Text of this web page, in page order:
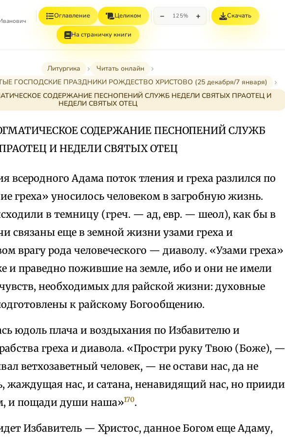
Оглавление Целиком − 125% + Скачать
На страничку книги
Литургика
Читать онлайн
ГОСПОДСКИЕ ПРАЗДНИКИ РОЖДЕСТВО ХРИСТОВО (25 декабря/7 января)
СОДЕРЖАНИЕ ПЕСНОПЕНИЙ СЛУЖБ НЕДЕЛИ СВЯТЫХ ПРАОТЕЦ И
НЕДЕЛИ СВЯТЫХ ОТЕЦ
СОДЕРЖАНИЕ ПЕСНОПЕНИЙ СЛУЖБ
И НЕДЕЛИ СВЯТЫХ ОТЕЦ
всеродного Адама поток тления и греха разлился по
греха» уносилось человеком в загробную жизнь.
в темницу (греч. — ад, евр. — шеол), как бы в
связаны еще в земной жизни узами греха и
врагу рода человеческого — диаволу. «Узами греха»
и праведно пожившие на земле, ибо и они не имели
необходимых для райской жизни: духовные
к райскому Богообщению.
юдоль плача и воздыхания по Избавителю и
греха и диавола. «Простри руку Твою (Боже), —
ветхозаветный человек, — не остави нас, да не
жаждущая нас, и сатана, ненавидящий нас, но прииди
и пощади души наша»170.
Избавитель — Христос, данное Богом еще Адаму,